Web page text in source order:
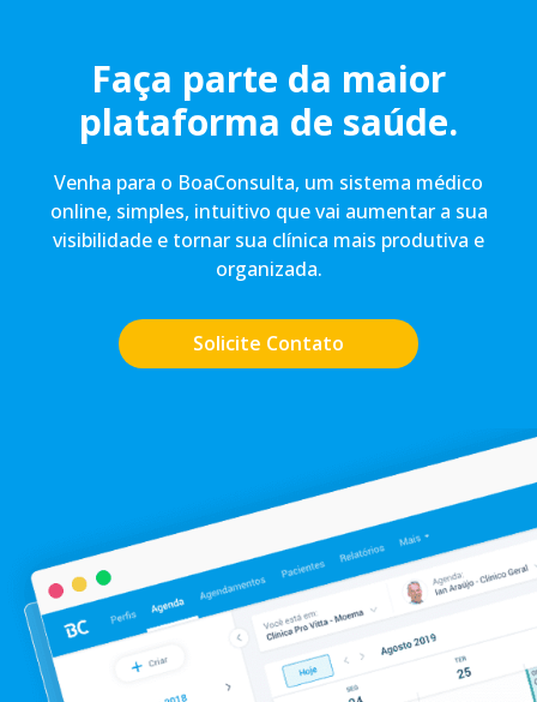
Faça parte da maior
plataforma de saúde.
Venha para o BoaConsulta, um sistema médico
online, simples, intuitivo que vai aumentar a sua
visibilidade e tornar sua clínica mais produtiva e
organizada.
Solicite Contato